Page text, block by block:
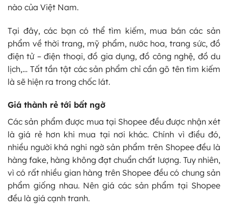
nào của Việt Nam.
Tại đây, các bạn có thể tìm kiếm, mua bán các sản
phẩm về thời trang, mỹ phẩm, nước hoa, trang sức, đồ
điện tử – điện thoại, đồ gia dụng, đồ công nghệ, đồ du
lịch,… Tất tần tật các sản phẩm chỉ cần gõ tên tìm kiếm
là sẽ hiện ra trong chốc lát.
Giá thành rẻ tới bất ngờ
Các sản phẩm được mua tại Shopee đều được nhận xét
là giá rẻ hơn khi mua tại nơi khác. Chính vì điều đó,
nhiều người khá nghi ngờ sản phẩm trên Shopee đều là
hàng fake, hàng không đạt chuẩn chất lượng. Tuy nhiên,
vì có rất nhiều gian hàng trên Shopee đều có chung sản
phẩm giống nhau. Nên giá các sản phẩm tại Shopee
đều là giá cạnh tranh.